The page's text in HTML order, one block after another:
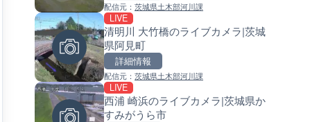
配信元： 茨城県土木部河川課
LIVE
清明川 大竹橋のライブカメラ|茨城
県阿見町
詳細情報
配信元： 茨城県土木部河川課
LIVE
西浦 崎浜のライブカメラ|茨城県か
すみがうら市
配信元：
RBCより那覇空港のライブカ
配信元：
知内川 上開田橋のライブカメ
配信元：
天塩川 岩尾内ダムのライブカ
配信元：
東京都品川区南大井のライブ